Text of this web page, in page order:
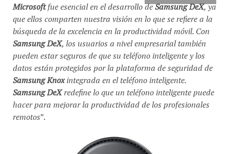
Microsoftfue esencial en el desarrollo deSamsung DeX, ya
que ellos comparten nuestra visión en lo que se refiere a la
búsqueda de la excelencia en la productividad móvil. Con
Samsung DeX, los usuarios a nivel empresarial también
pueden estar seguros de que su teléfono inteligente y los
datos están protegidos por la plataforma de seguridad de
Samsung Knoxintegrada en el teléfono inteligente.
Samsung DeXredefine lo que un teléfono inteligente puede
hacer para mejorar la productividad de los profesionales
remotos ”.